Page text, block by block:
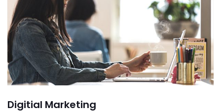
Digitial Marketing